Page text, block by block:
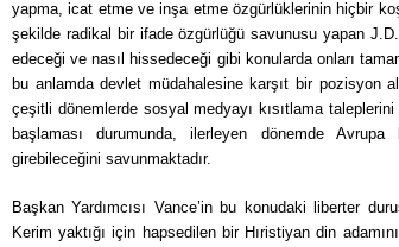
yapma, icat etme ve inşa etme özgürlüklerinin hiçbir
şekilde radikal bir ifade özgürlüğü savunusu yapan
edeceği ve nasıl hissedeceği gibi konularda onları
bu anlamda devlet müdahalesine karşıt bir pozisyon
çeşitli dönemlerde sosyal medyayı kısıtlama
başlaması durumunda, ilerleyen dönemde
girebileceğini savunmaktadır.
Başkan Yardımcısı Vance’in bu konudaki liberter
Kerim yaktığı için hapsedilen bir Hıristiyan din